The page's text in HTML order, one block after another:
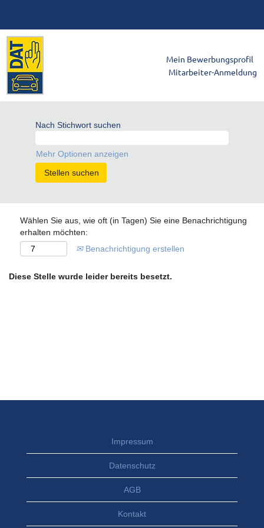
Mein Bewerbungsprofil
Mitarbeiter-Anmeldung
Nach Stichwort suchen
Mehr Optionen anzeigen
Wählen Sie aus, wie oft (in Tagen) Sie eine Benachrichtigung
erhalten möchten:
Benachrichtigung erstellen
Diese Stelle wurde leider bereits besetzt.
Impressum
Datenschutz
AGB
Kontakt